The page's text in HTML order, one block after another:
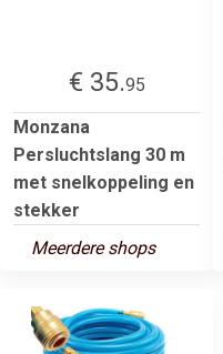
€ 35.95
Monzana
Persluchtslang 30 m
met snelkoppeling en
stekker
Meerdere shops